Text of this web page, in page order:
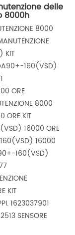
delle
8000h
8000
KIT
160(VSD)
ORE
8000
ORE KIT
16000 ORE
16000
160(VSD)
KIT
1623037901
SENSORE